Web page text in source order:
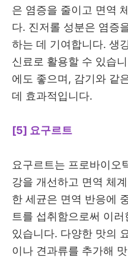
은 염증을 줄이고 면역
다. 진저롤 성분은 염증
하는 데 기여합니다. 생
신료로 활용할 수 있습
에도 좋으며, 감기와 같
데 효과적입니다.
[5] 요구르트
요구르트는 프로바이오
강을 개선하고 면역 체
한 세균은 면역 반응에
트를 섭취함으로써 이
있습니다. 다양한 맛의
이나 견과류를 추가해